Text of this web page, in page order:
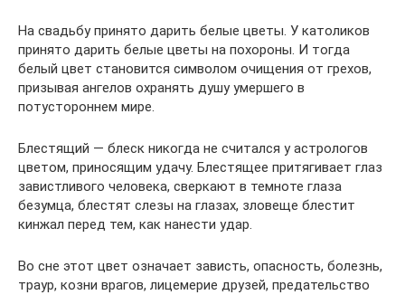
На свадьбу принято дарить белые цветы. У католиков
принято дарить белые цветы на похороны. И тогда
белый цвет становится символом очищения от грехов,
призывая ангелов охранять душу умершего в
потустороннем мире.
Блестящий — блеск никогда не считался у астрологов
цветом, приносящим удачу. Блестящее притягивает глаз
завистливого человека, сверкают в темноте глаза
безумца, блестят слезы на глазах, зловеще блестит
кинжал перед тем, как нанести удар.
Во сне этот цвет означает зависть, опасность, болезнь,
траур, козни врагов, лицемерие друзей, предательство